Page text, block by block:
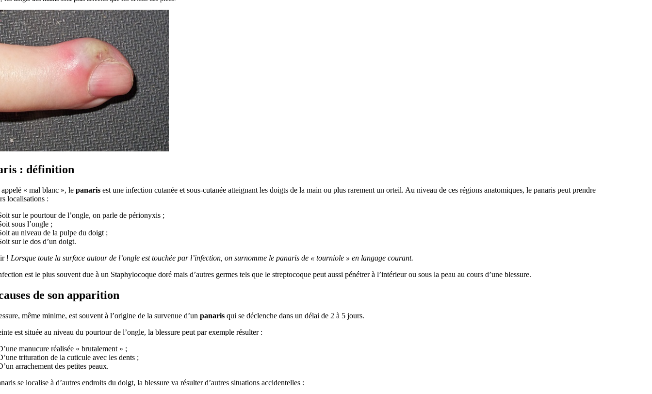
: définition
« mal blanc », le panarisest une infection cutanée et sous-cutanée atteignant les doigts de la main ou plus rarement un orteil. Au niveau de ces régions anatomiques, le panaris peut prendre
localisations :
sur le pourtour de l’ongle, on parle de périonyxis ;
sous l’ongle ;
au niveau de la pulpe du doigt ;
sur le dos d’un doigt.
! Lorsque toute la surface autour de l’ongle est touchée par l’infection, on surnomme le panaris de « tourniole » en langage courant.
est le plus souvent due à un Staphylocoque doré mais d’autres germes tels que le streptocoque peut aussi pénétrer à l’intérieur ou sous la peau au cours d’une blessure.
de son apparition
même minime, est souvent à l’origine de la survenue d’un panarisqui se déclenche dans un délai de 2 à 5 jours.
est située au niveau du pourtour de l’ongle, la blessure peut par exemple résulter :
manucure réalisée « brutalement » ;
trituration de la cuticule avec les dents ;
arrachement des petites peaux.
se localise à d’autres endroits du doigt, la blessure va résulter d’autres situations accidentelles :